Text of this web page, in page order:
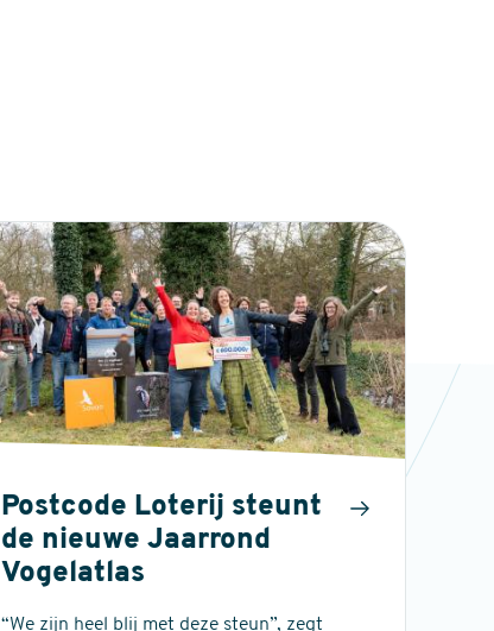
Postcode Loterij steunt
de nieuwe Jaarrond
Vogelatlas
“We zijn heel blij met deze steun”, zegt